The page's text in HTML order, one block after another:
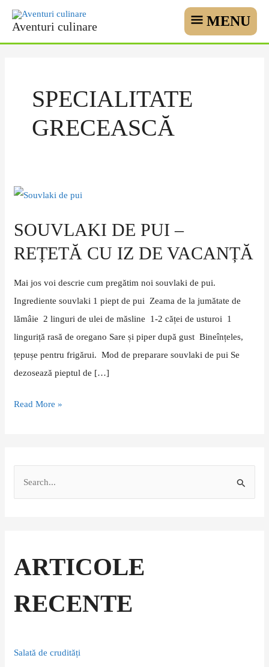
Skip
content
Aventuri culinare
MENU
MENU
SPECIALITATE
GRECEASCĂ
SOUVLAKI DE PUI –
REȚETĂ CU IZ DE VACANȚĂ
Mai jos voi descrie cum pregătim noi souvlaki de pui.
Ingrediente souvlaki 1 piept de pui Zeama de la jumătate de
lămâie 2 linguri de ulei de măsline 1-2 căței de usturoi 1
linguriță rasă de oregano Sare și piper după gust Bineînțeles,
țepușe pentru frigărui. Mod de preparare souvlaki de pui Se
dezosează pieptul de […]
Souvlaki
pui
–
cu
iz
de
vacanță
Read More »
h
f
o
:
ARTICOLE
RECENTE
Salată de crudități